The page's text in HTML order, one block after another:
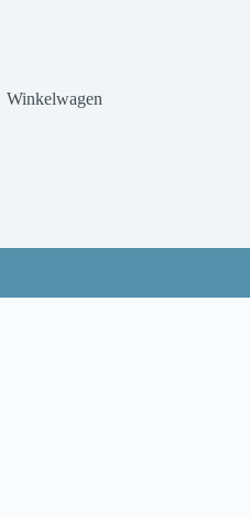
Winkelwagen